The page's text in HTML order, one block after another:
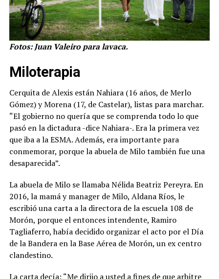
Fotos: Juan Valeiro para lavaca.
Miloterapia
Cerquita de Alexis estánNahiara (16 años, de Merlo
Gómez) y Morena (17, de Castelar), listas para marchar.
“El gobierno no quería que se comprenda todo lo que
pasó en la dictadura -dice Nahiara-. Era la primera vez
que iba a la ESMA. Además, era importante para
conmemorar, porque la abuela de Milo también fue una
desaparecida”.
La abuela de Milo se llamaba Nélida Beatriz Pereyra. En
2016, la mamá y manager de Milo, Aldana Ríos, le
escribió una carta a la directora de la escuela 108 de
Morón, porque el entonces intendente, Ramiro
Tagliaferro, había decidido organizar el acto por el Día
de la Bandera en la Base Aérea de Morón, un ex centro
clandestino.
La carta decía: “Me dirijo a usted a fines de que arbitre